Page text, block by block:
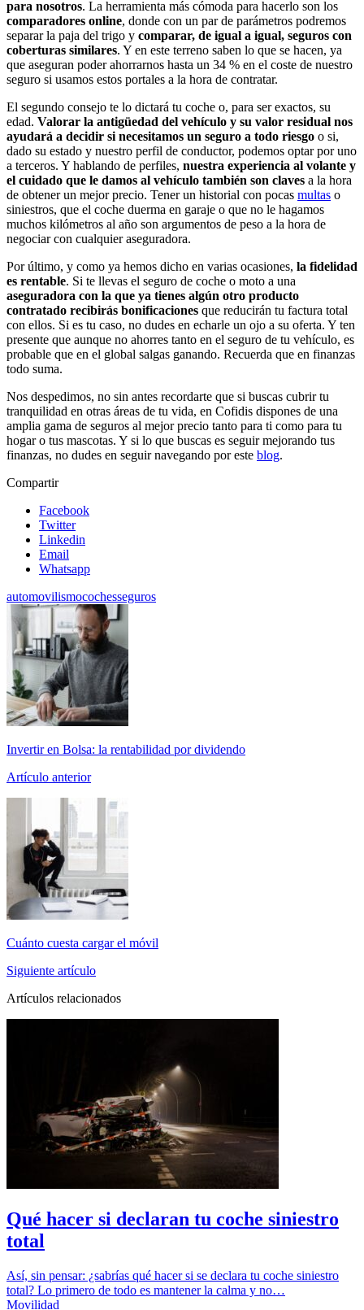
para nosotros. La herramienta más cómoda para hacerlo son los
comparadores online, donde con un par de parámetros podremos
separar la paja del trigo y comparar, de igual a igual, seguros con
coberturas similares. Y en este terreno saben lo que se hacen, ya
que aseguran poder ahorrarnos hasta un 34 % en el coste de nuestro
seguro si usamos estos portales a la hora de contratar.
El segundo consejo te lo dictará tu coche o, para ser exactos, su
edad. Valorar la antigüedad del vehículo y su valor residual nos
ayudará a decidir si necesitamos un seguro a todo riesgo o si,
dado su estado y nuestro perfil de conductor, podemos optar por uno
a terceros. Y hablando de perfiles, nuestra experiencia al volante y
el cuidado que le damos al vehículo también son claves a la hora
de obtener un mejor precio. Tener un historial con pocas multas o
siniestros, que el coche duerma en garaje o que no le hagamos
muchos kilómetros al año son argumentos de peso a la hora de
negociar con cualquier aseguradora.
Por último, y como ya hemos dicho en varias ocasiones, la fidelidad
es rentable. Si te llevas el seguro de coche o moto a una
aseguradora con la que ya tienes algún otro producto
contratado recibirás bonificaciones que reducirán tu factura total
con ellos. Si es tu caso, no dudes en echarle un ojo a su oferta. Y ten
presente que aunque no ahorres tanto en el seguro de tu vehículo, es
probable que en el global salgas ganando. Recuerda que en finanzas
todo suma.
Nos despedimos, no sin antes recordarte que si buscas cubrir tu
tranquilidad en otras áreas de tu vida, en Cofidis dispones de una
amplia gama de seguros al mejor precio tanto para ti como para tu
hogar o tus mascotas. Y si lo que buscas es seguir mejorando tus
finanzas, no dudes en seguir navegando por este blog.
Compartir
Facebook
Twitter
Linkedin
Email
Whatsapp
automovilismocochesseguros
Invertir en Bolsa: la rentabilidad por dividendo
Artículo anterior
Cuánto cuesta cargar el móvil
Siguiente artículo
Artículos relacionados
Qué hacer si declaran tu coche siniestro
total
Así, sin pensar: ¿sabrías qué hacer si se declara tu coche siniestro
total? Lo primero de todo es mantener la calma y no…
Movilidad